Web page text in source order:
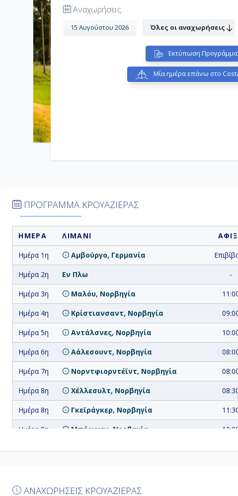
Αναχωρήσεις:
15 Αυγούστου 2026 Όλες οι αναχωρήσεις
Εκτύπωση
Μία ημέρα επάνω στο
ΠΡΟΓΡΑΜΜΑ ΚΡΟΥΑΖΙΕΡΑΣ
ΗΜΕΡΑ ΛΙΜΑΝΙ
Ημέρα 1η Αμβούργο, Γερμανία
Ημέρα 2η Εν Πλω -
Ημέρα 3η Μαλόυ, Νορβηγία
Ημέρα 4η Κρίστιανσαντ, Νορβηγία
Ημέρα 5η Αντάλσνες, Νορβηγία
Ημέρα 6η Αάλεσουντ, Νορβηγία
Ημέρα 7η Νορντφιορντέϊντ, Νορβηγία
Ημέρα 8η Χέλλεσυλτ, Νορβηγία
Ημέρα 8η Γκεϊράγκερ, Νορβηγία
Ημέρα 9η Μπέργκεν, Νορβηγία
11η
ΑΝΑΧΩΡΗΣΕΙΣ ΚΡΟΥΑΖΙΕΡΑΣ